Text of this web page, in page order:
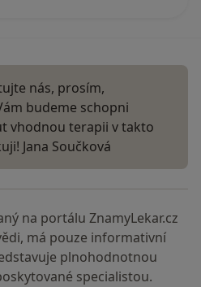
nás, prosím,
budeme schopni
vhodnou terapii v takto
Jana Součková
na portálu ZnamyLekar.cz
má pouze informativní
plnohodnotnou
specialistou.